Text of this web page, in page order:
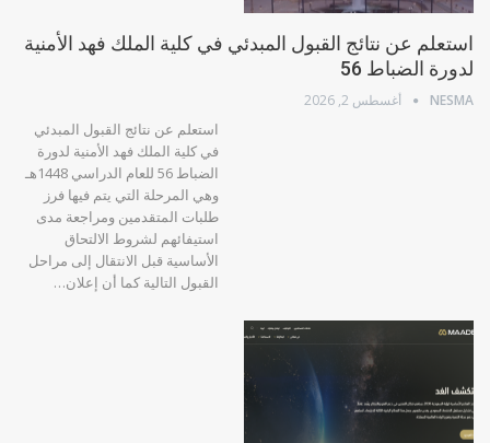
استعلم عن نتائج القبول المبدئي في كلية الملك فهد الأمنية
لدورة الضباط 56
NESMA أغسطس 2, 2026
استعلم عن نتائج القبول المبدئي
في كلية الملك فهد الأمنية لدورة
الضباط 56 للعام الدراسي 1448هـ
وهي المرحلة التي يتم فيها فرز
طلبات المتقدمين ومراجعة مدى
استيفائهم لشروط الالتحاق
الأساسية قبل الانتقال إلى مراحل
القبول التالية كما أن إعلان…